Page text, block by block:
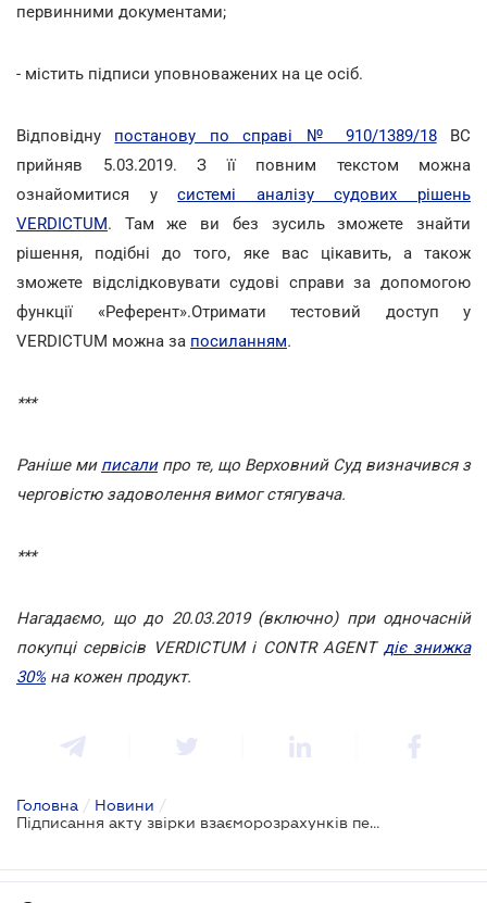
первинними документами;
- містить підписи уповноважених на це осіб.
Відповідну постанову по справі № 910/1389/18ВС
прийняв 5.03.2019. З її повним текстом можна
ознайомитися усистемі аналізу судових рішень
VERDICTUM. Там же ви без зусиль зможете знайти
рішення, подібні до того, яке вас цікавить, а також
зможете відслідковувати судові справи за допомогою
функції «Референт».Отримати тестовий доступ у
VERDICTUM можна за посиланням.
***
Раніше ми писалипро те, що Верховний Суд визначився з
черговістю задоволення вимог стягувача.
***
Нагадаємо, що до 20.03.2019 (включно) при одночасній
покупці сервісів VERDICTUM і CONTR AGENT діє знижка
30% на кожен продукт.
Головна / Новини /
Підписання акту звірки взаєморозрахунків перериває перебіг строку позовної давності